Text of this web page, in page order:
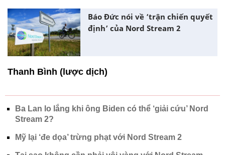
Báo Đức nói về ‘trận chiến quyết
định’ của Nord Stream 2
Thanh Bình (lược dịch)
Ba Lan lo lắng khi ông Biden có thể ‘giải cứu’ Nord
Stream 2?
Mỹ lại ‘đe dọa’ trừng phạt với Nord Stream 2